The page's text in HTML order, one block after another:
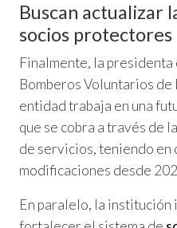
Buscan actualizar
socios protectores
Finalmente, la presidenta
Bomberos Voluntarios de
entidad trabaja en una
que se cobra a través de
de servicios, teniendo en
modificaciones desde
En paralelo, la institución